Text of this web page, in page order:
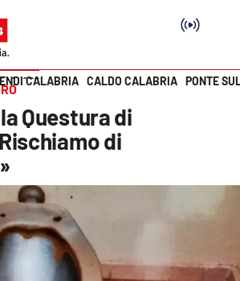
CALABRIA CALDO CALABRIA PONTE
LAVORO
Questura di
di